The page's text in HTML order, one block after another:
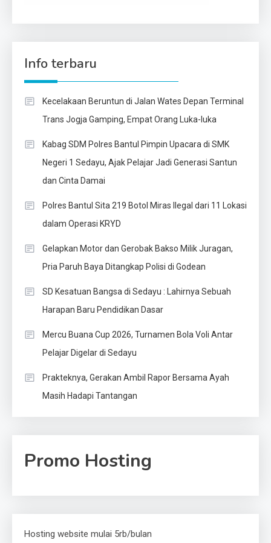
Info terbaru
Kecelakaan Beruntun di Jalan Wates Depan Terminal
Trans Jogja Gamping, Empat Orang Luka-luka
Kabag SDM Polres Bantul Pimpin Upacara di SMK
Negeri 1 Sedayu, Ajak Pelajar Jadi Generasi Santun
dan Cinta Damai
Polres Bantul Sita 219 Botol Miras Ilegal dari 11 Lokasi
dalam Operasi KRYD
Gelapkan Motor dan Gerobak Bakso Milik Juragan,
Pria Paruh Baya Ditangkap Polisi di Godean
SD Kesatuan Bangsa di Sedayu : Lahirnya Sebuah
Harapan Baru Pendidikan Dasar
Mercu Buana Cup 2026, Turnamen Bola Voli Antar
Pelajar Digelar di Sedayu
Prakteknya, Gerakan Ambil Rapor Bersama Ayah
Masih Hadapi Tantangan
Promo Hosting
Hosting website mulai 5rb/bulan